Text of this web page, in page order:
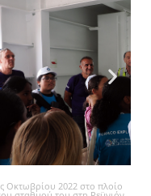
Οκτωβρίου 2022 στο πλοίο